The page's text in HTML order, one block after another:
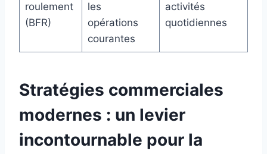
roulement
(BFR)
les
opérations
courantes
activités
quotidiennes
Stratégies commerciales
modernes : un levier
incontournable pour la